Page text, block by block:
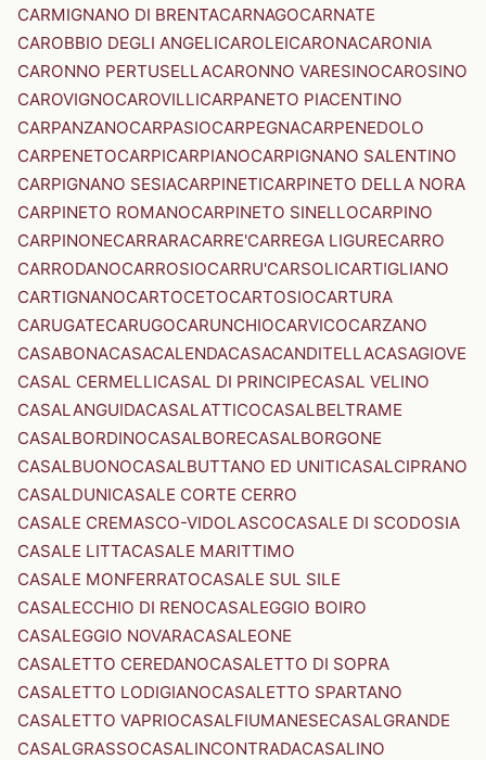
CARMIGNANO DI BRENTACARNAGOCARNATE
CAROBBIO DEGLI ANGELICAROLEICARONACARONIA
CARONNO PERTUSELLACARONNO VARESINOCAROSINO
CAROVIGNOCAROVILLICARPANETO PIACENTINO
CARPANZANOCARPASIOCARPEGNACARPENEDOLO
CARPENETOCARPICARPIANOCARPIGNANO SALENTINO
CARPIGNANO SESIACARPINETICARPINETO DELLA NORA
CARPINETO ROMANOCARPINETO SINELLOCARPINO
CARPINONECARRARACARRE'CARREGA LIGURECARRO
CARRODANOCARROSIOCARRU'CARSOLICARTIGLIANO
CARTIGNANOCARTOCETOCARTOSIOCARTURA
CARUGATECARUGOCARUNCHIOCARVICOCARZANO
CASABONACASACALENDACASACANDITELLACASAGIOVE
CASAL CERMELLICASAL DI PRINCIPECASAL VELINO
CASALANGUIDACASALATTICOCASALBELTRAME
CASALBORDINOCASALBORECASALBORGONE
CASALBUONOCASALBUTTANO ED UNITICASALCIPRANO
CASALDUNICASALE CORTE CERRO
CASALE CREMASCO-VIDOLASCOCASALE DI SCODOSIA
CASALE LITTACASALE MARITTIMO
CASALE MONFERRATOCASALE SUL SILE
CASALECCHIO DI RENOCASALEGGIO BOIRO
CASALEGGIO NOVARACASALEONE
CASALETTO CEREDANOCASALETTO DI SOPRA
CASALETTO LODIGIANOCASALETTO SPARTANO
CASALETTO VAPRIOCASALFIUMANESECASALGRANDE
CASALGRASSOCASALINCONTRADACASALINO